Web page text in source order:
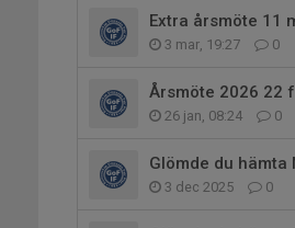
Extra årsmöte 11
3 mar, 19:27 0
Årsmöte 2026 22
26 jan, 08:24 0
Glömde du hämta
3 dec 2025 0